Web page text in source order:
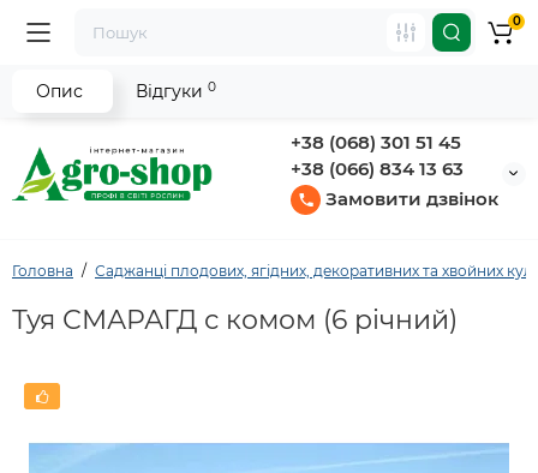
+38 (068) 301 51 45
+38 (066) 834 13 63
Замовити дзвінок
0
Головна Саджанці плодових, ягідних, декоративних та хвойних
Туя СМАРАГД с комом (6 річний)
Опис Відгуки 0